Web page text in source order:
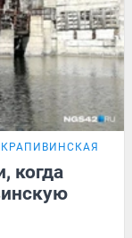
КРАПИВИНСКАЯ ГЭС
когда